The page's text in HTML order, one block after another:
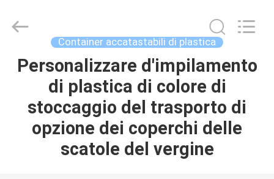
CASA
PRODOTTI
supplier.
Copyright
Container accatastabili di plastica
Personalizzare d'impilamento
di plastica di colore di
stoccaggio del trasporto di
opzione dei coperchi delle
scatole del vergine